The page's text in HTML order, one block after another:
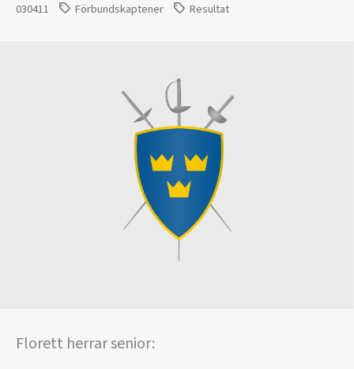
030411 Förbundskaptener Resultat
Florett herrar senior: